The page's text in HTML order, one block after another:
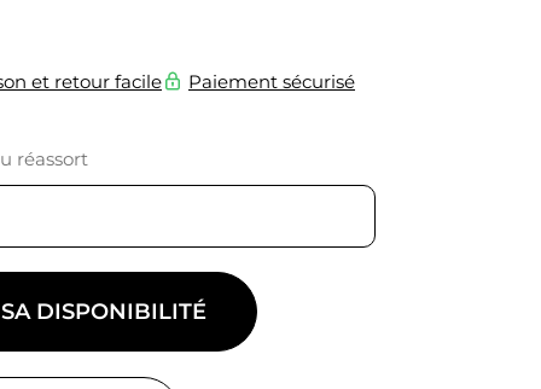
et retour facile Paiement sécurisé
réassort
DISPONIBILITÉ